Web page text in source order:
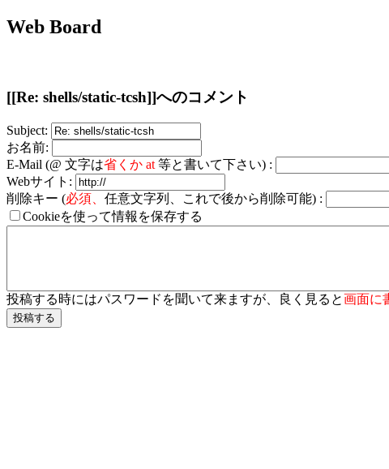
Web Board
[[Re: shells/static-tcsh]]へのコメント
Subject:
お名前:
E-Mail (@ 文字は省くか at 等と書いて下さい) :
Webサイト:
削除キー (必須、 任意文字列、これで後から削除可能) :
Cookieを使って情報を保存する
投稿する時にはパスワードを聞いて来ますが、良く見ると画面に